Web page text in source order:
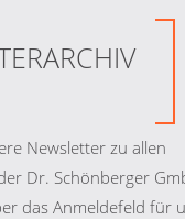
Newsletter zu allen
Dr. Schönberger
das Anmeldefeld für